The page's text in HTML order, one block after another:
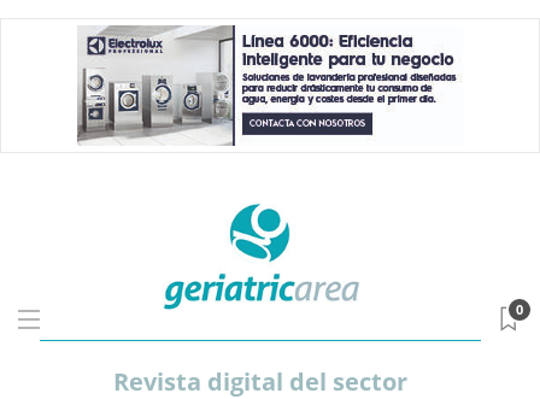
Revista digital del sector
0